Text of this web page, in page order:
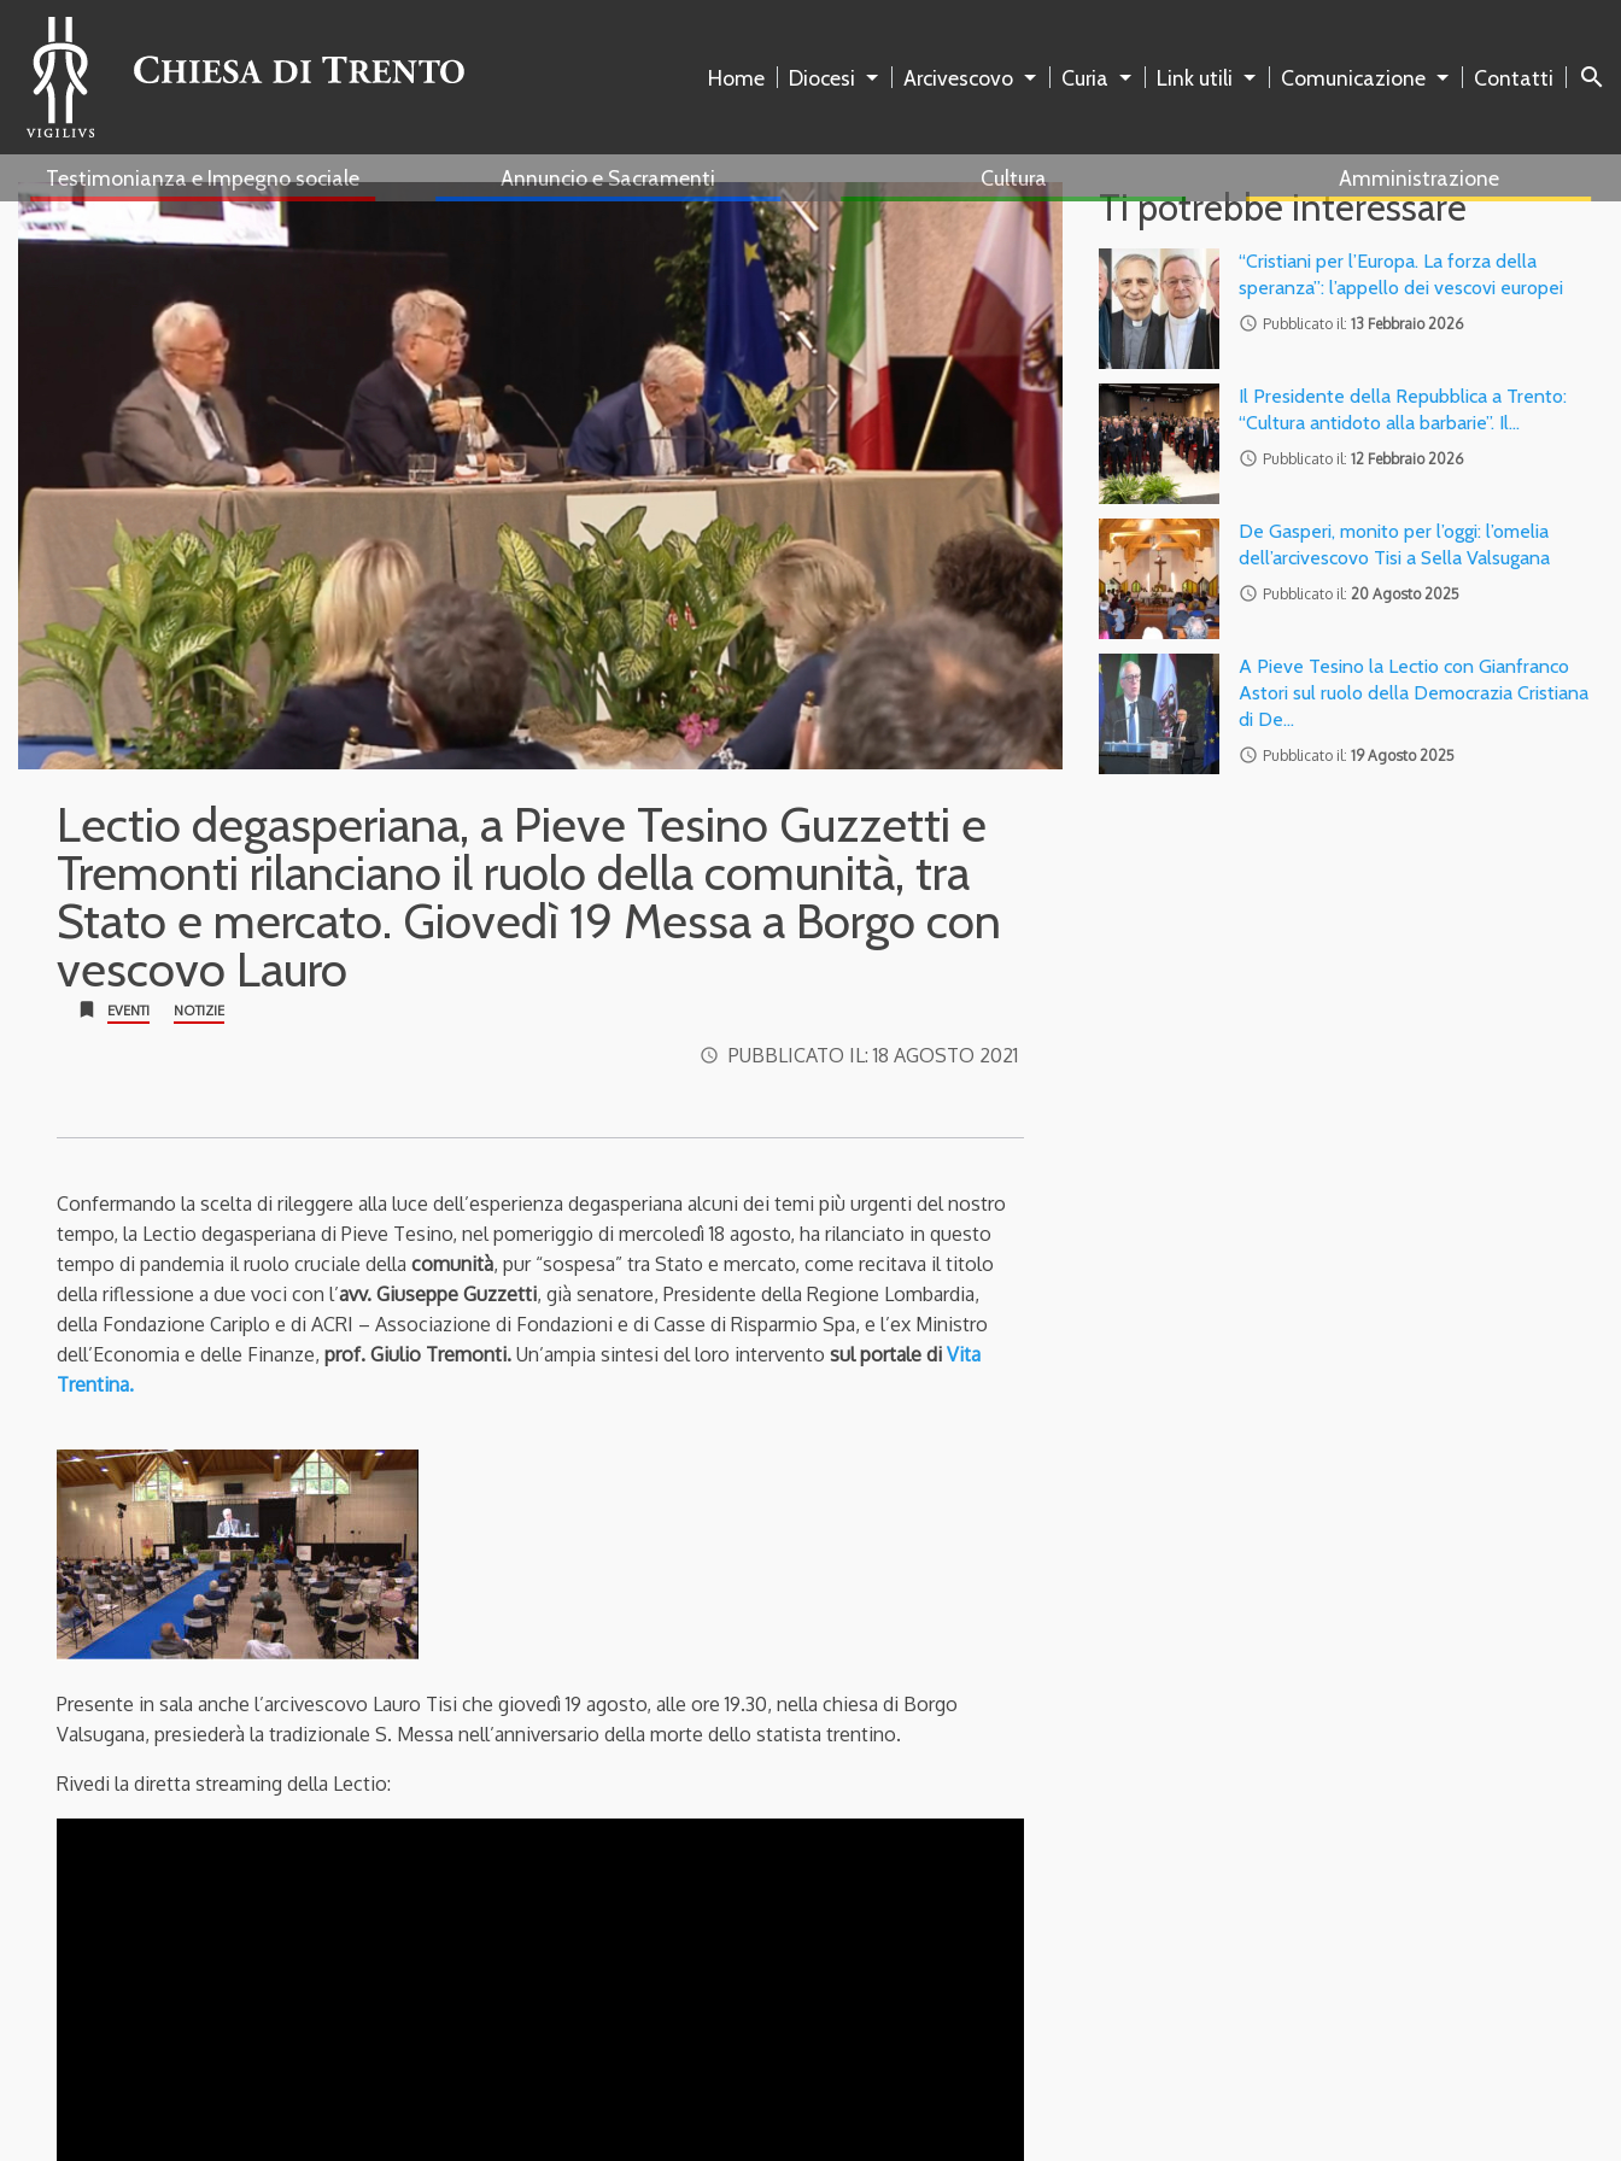
Home Diocesi Arcivescovo Curia Link utili Comunicazione Contatti search
Testimonianza e Impegno sociale Annuncio e Sacramenti Cultura Amministrazione
Lectio degasperiana, a Pieve Tesino Guzzetti e
Tremonti rilanciano il ruolo della comunità, tra
Stato e mercato. Giovedì 19 Messa a Borgo con
vescovo Lauro
bookmark EVENTI NOTIZIE
access_time PUBBLICATO IL:18 AGOSTO 2021
Confermando la scelta di rileggere alla luce dell’esperienza degasperiana alcuni dei temi più urgenti del nostro
tempo, la Lectio degasperiana di Pieve Tesino, nel pomeriggio di mercoledì 18 agosto, ha rilanciato in questo
tempo di pandemia il ruolo cruciale della comunità, pur “sospesa” tra Stato e mercato, come recitava il titolo
della riflessione a due voci con l’avv. Giuseppe Guzzetti, già senatore, Presidente della Regione Lombardia,
della Fondazione Cariplo e di ACRI – Associazione di Fondazioni e di Casse di Risparmio Spa, e l’ex Ministro
dell’Economia e delle Finanze, prof. Giulio Tremonti. Un’ampia sintesi del loro intervento sul portale di Vita
Trentina.
Presente in sala anche l’arcivescovo Lauro Tisi che giovedì 19 agosto, alle ore 19.30, nella chiesa di Borgo
Valsugana, presiederà la tradizionale S. Messa nell’anniversario della morte dello statista trentino.
Rivedi la diretta streaming della Lectio:
Ti potrebbe interessare
“Cristiani per l’Europa. La forza della
speranza”: l’appello dei vescovi europei
access_time Pubblicato il:13 Febbraio 2026
Il Presidente della Repubblica a Trento:
“Cultura antidoto alla barbarie”. Il…
access_time Pubblicato il:12 Febbraio 2026
De Gasperi, monito per l’oggi: l’omelia
dell’arcivescovo Tisi a Sella Valsugana
access_time Pubblicato il: 20 Agosto 2025
A Pieve Tesino la Lectio con Gianfranco
Astori sul ruolo della Democrazia Cristiana
di De…
access_time Pubblicato il:19 Agosto 2025